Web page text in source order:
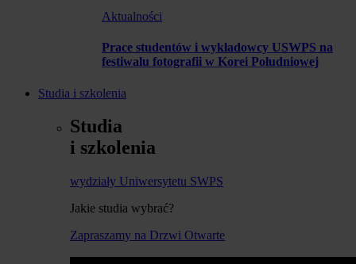
Aktualności
Prace studentów i wykładowcy USWPS na
festiwalu fotografii w Korei Południowej
Studia i szkolenia
Studia
i szkolenia
wydziały Uniwersytetu SWPS
Jakie studia wybrać?
Zapraszamy na Drzwi Otwarte